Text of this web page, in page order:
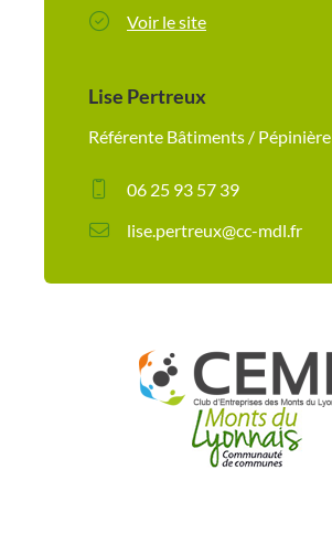
Voir le site
Lise Pertreux
Référente Bâtiments / Pépinière
06 25 93 57 39
lise.pertreux@cc-mdl.fr